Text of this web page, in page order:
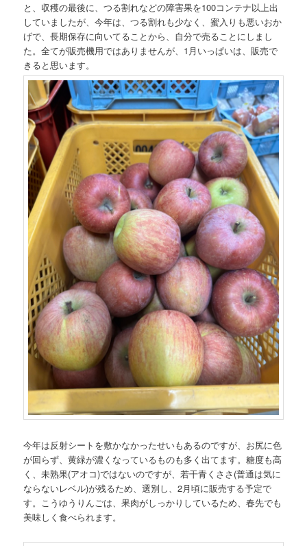
と、収穫の最後に、つる割れなどの障害果を100コンテナ以上出
していましたが、今年は、つる割れも少なく、蜜入りも悪いおか
げで、長期保存に向いてることから、自分で売ることにしまし
た。全てが販売機用ではありませんが、1月いっぱいは、販売で
きると思います。
今年は反射シートを敷かなかったせいもあるのですが、お尻に色
が回らず、黄緑が濃くなっているものも多く出てます。糖度も高
く、未熟果(アオコ)ではないのですが、若干青くささ(普通は気に
ならないレベル)が残るため、選別し、2月頃に販売する予定で
す。こうゆうりんごは、果肉がしっかりしているため、春先でも
美味しく食べられます。